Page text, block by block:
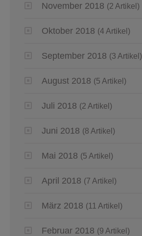
November 2018 (2 Artikel)
Oktober 2018 (4 Artikel)
September 2018 (3 Artikel)
August 2018 (5 Artikel)
Juli 2018 (2 Artikel)
Juni 2018 (8 Artikel)
Mai 2018 (5 Artikel)
April 2018 (7 Artikel)
März 2018 (11 Artikel)
Februar 2018 (9 Artikel)